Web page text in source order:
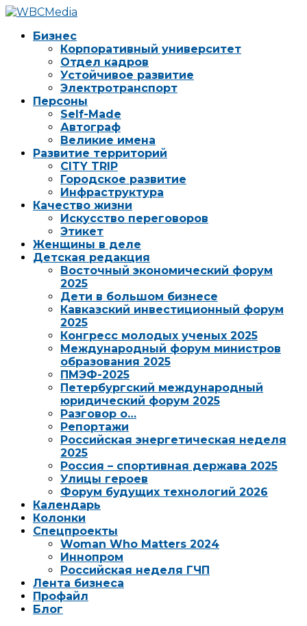
Бизнес
Корпоративный университет
Отдел кадров
Устойчивое развитие
Электротранспорт
Персоны
Self-Made
Автограф
Великие имена
Развитие территорий
CITY TRIP
Городское развитие
Инфраструктура
Качество жизни
Искусство переговоров
Этикет
Женщины в деле
Детская редакция
Восточный экономический форум
2025
Дети в большом бизнесе
Кавказский инвестиционный форум
2025
Конгресс молодых ученых 2025
Международный форум министров
образования 2025
ПМЭФ-2025
Петербургский международный
юридический форум 2025
Разговор о…
Репортажи
Российская энергетическая неделя
2025
Россия – спортивная держава 2025
Улицы героев
Форум будущих технологий 2026
Календарь
Колонки
Спецпроекты
Woman Who Matters 2024
Иннопром
Российская неделя ГЧП
Лента бизнеса
Профайл
Блог